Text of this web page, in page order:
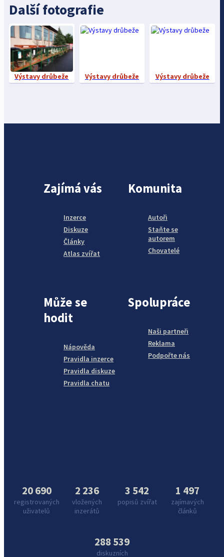
Další fotografie
Výstavy drůbeže Výstavy drůbeže Výstavy drůbeže
Zajímá vás
Inzerce
Diskuze
Články
Atlas zvířat
Komunita
Autoři
Staňte se
autorem
Chovatelé
Může se
hodit
Nápověda
Pravidla inzerce
Pravidla diskuze
Pravidla chatu
Spolupráce
Naši partneři
Reklama
Podpořte nás
20 690
registrovaných
uživatelů
2 236
vložených
inzerátů
3 542
popisů zvířat
1 497
zajímavých
článků
288 539
diskuzních